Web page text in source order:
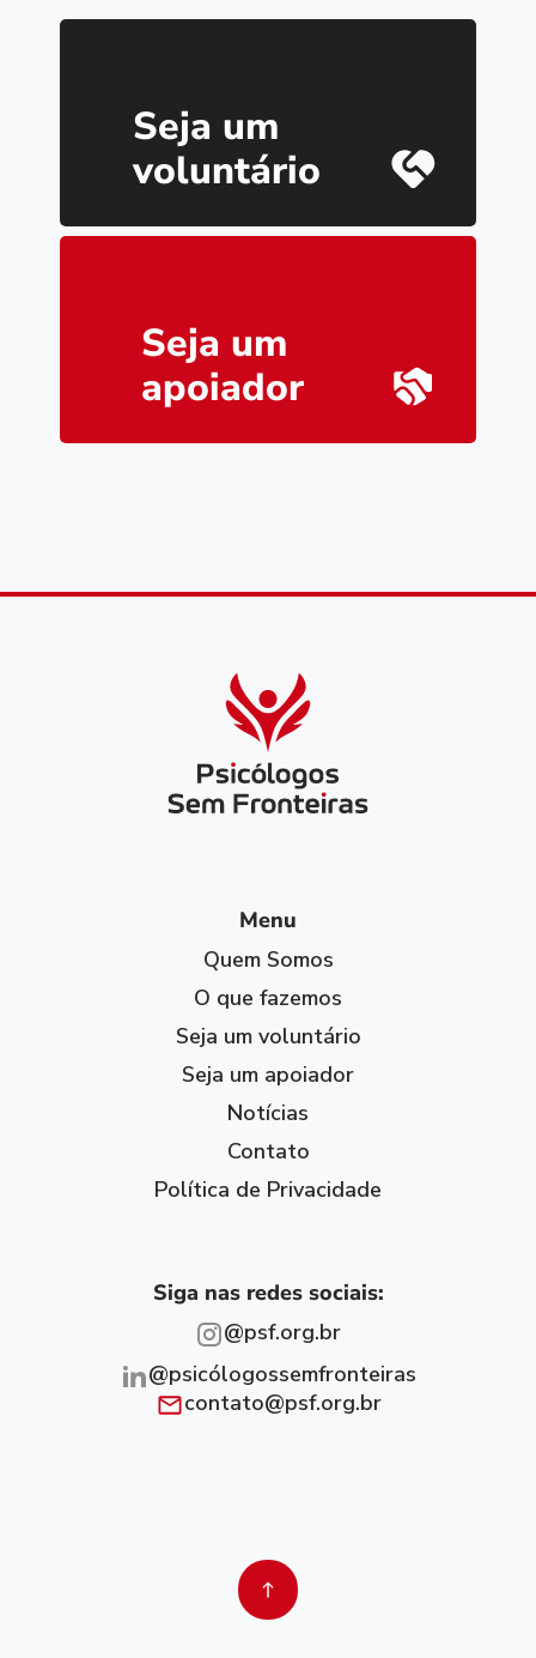
Seja um
voluntário
Seja um
apoiador
Menu
Quem Somos
O que fazemos
Seja um voluntário
Seja um apoiador
Notícias
Contato
Política de Privacidade
Siga nas redes sociais:
@psf.org.br
@psicólogossemfronteiras
contato@psf.org.br